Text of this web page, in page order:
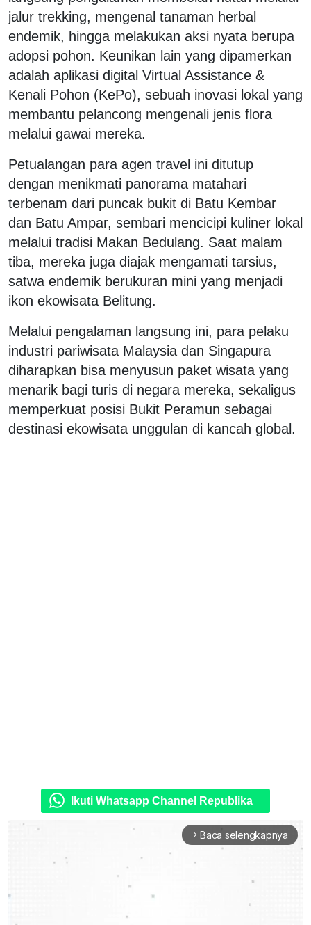
jalur trekking, mengenal tanaman herbal
endemik, hingga melakukan aksi nyata berupa
adopsi pohon. Keunikan lain yang dipamerkan
adalah aplikasi digital Virtual Assistance &
Kenali Pohon (KePo), sebuah inovasi lokal yang
membantu pelancong mengenali jenis flora
melalui gawai mereka.
Petualangan para agen travel ini ditutup
dengan menikmati panorama matahari
terbenam dari puncak bukit di Batu Kembar
dan Batu Ampar, sembari mencicipi kuliner lokal
melalui tradisi Makan Bedulang. Saat malam
tiba, mereka juga diajak mengamati tarsius,
satwa endemik berukuran mini yang menjadi
ikon ekowisata Belitung.
Melalui pengalaman langsung ini, para pelaku
industri pariwisata Malaysia dan Singapura
diharapkan bisa menyusun paket wisata yang
menarik bagi turis di negara mereka, sekaligus
memperkuat posisi Bukit Peramun sebagai
destinasi ekowisata unggulan di kancah global.
Ikuti Whatsapp Channel Republika
arrow_forward_ios Baca selengkapnya